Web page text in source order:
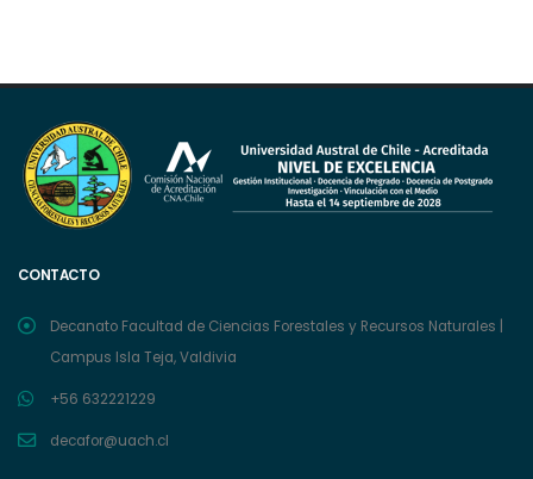
CONTACTO
Decanato Facultad de Ciencias Forestales y Recursos Naturales |
Campus Isla Teja, Valdivia
+56 632221229
decafor@uach.cl